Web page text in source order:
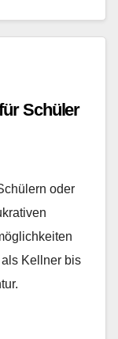
Schüler
oder
Kellner bis